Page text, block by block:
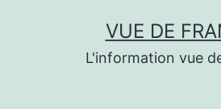
VUE DE
L'information vue